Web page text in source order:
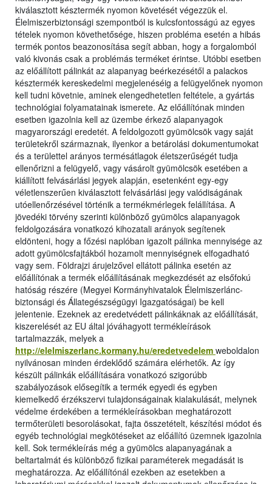
kiválasztott késztermék nyomon követését végezzük el.
Élelmiszerbiztonsági szempontból is kulcsfontosságú az egyes
tételek nyomon követhetősége, hiszen probléma esetén a hibás
termék pontos beazonosítása segít abban, hogy a forgalomból
való kivonás csak a problémás terméket érintse. Utóbbi esetben
az előállított pálinkát az alapanyag beérkezésétől a palackos
késztermék kereskedelmi megjelenéséig a felügyelőnek nyomon
kell tudni követnie, aminek elengedhetetlen feltétele, a gyártás
technológiai folyamatainak ismerete. Az előállítónak minden
esetben igazolnia kell az üzembe érkező alapanyagok
magyarországi eredetét. A feldolgozott gyümölcsök vagy saját
területekről származnak, ilyenkor a betárolási dokumentumokat
és a területtel arányos termésátlagok életszerűségét tudja
ellenőrizni a felügyelő, vagy vásárolt gyümölcsök esetében a
kiállított felvásárlási jegyek alapján, esetenként egy-egy
véletlenszerűen kiválasztott felvásárlási jegy valódiságának
utóellenőrzésével történik a termékmérlegek felállítása. A
jövedéki törvény szerinti különböző gyümölcs alapanyagok
feldolgozására vonatkozó kihozatali arányok segítenek
eldönteni, hogy a főzési naplóban igazolt pálinka mennyisége az
adott gyümölcsfajtákból hozamolt mennyiségnek elfogadható
vagy sem. Földrajzi árujelzővel ellátott pálinka esetén az
előállítónak a termék előállításának megkezdését az elsőfokú
hatóság részére (Megyei Kormányhivatalok Élelmiszerlánc-
biztonsági és Állategészségügyi Igazgatóságai) be kell
jelentenie. Ezeknek az eredetvédett pálinkáknak az előállítását,
kiszerelését az EU által jóváhagyott termékleírások
tartalmazzák, melyek a
http://elelmiszerlanc.kormany.hu/eredetvedelem weboldalon
nyilvánosan minden érdeklődő számára elérhetők. Az így
készült pálinkák előállítására vonatkozó szigorúbb
szabályozások elősegítik a termék egyedi és egyben
kiemelkedő érzékszervi tulajdonságainak kialakulását, melynek
védelme érdekében a termékleírásokban meghatározott
termőterületi besorolásokat, fajta összetételt, készítési módot és
egyéb technológiai megkötéseket az előállító üzemnek igazolnia
kell. Sok termékleírás még a gyümölcs alapanyagának a
beltartalmát és különböző fizikai paraméterek megadását is
meghatározza. Az előállítónál ezekben az esetekben a